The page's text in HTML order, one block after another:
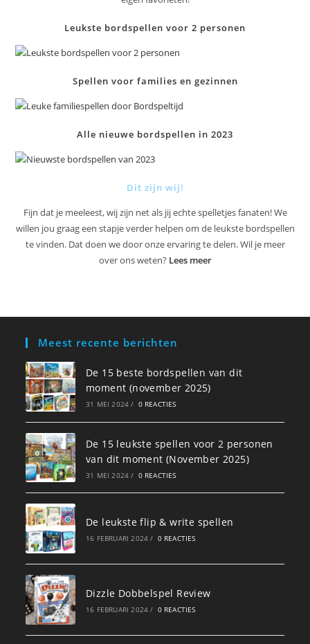
Leukste bordspellen voor 2 personen
Spellen voor families en gezinnen
Alle nieuwe bordspellen in 2023
Dit zijn wij!
Fijn dat je meeleest, wij zijn net als jij echte spelletjes fanaten! We
willen jou graag een stapje verder helpen om de leukste bordspellen
te vinden. Dat doen we door onze ervaring te delen. Wil je meer
over ons weten? Lees meer
Meest recente berichten
De 15 beste bordspellen van dit
moment (november 2025)
31 MEI 2024 / 0 REACTIES
De 15 leukste spellen voor 2 personen
van dit moment (November 2025)
31 MEI 2024 / 0 REACTIES
De leukste flip & write spellen
16 FEBRUARI 2024 / 0 REACTIES
Dizzle Dobbelspel Review
16 FEBRUARI 2024 / 0 REACTIES